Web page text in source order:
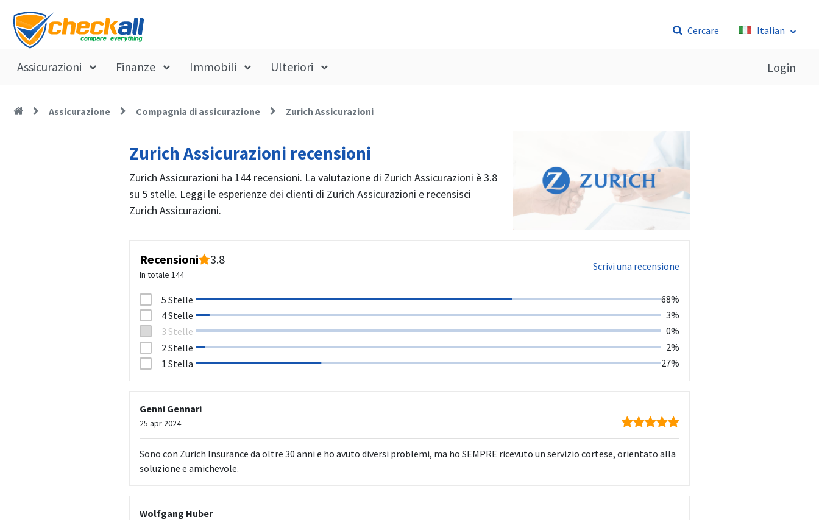
Cercare Italian
Assicurazioni Finanze Immobili Ulteriori Login
Assicurazione Compagnia di assicurazione Zurich Assicurazioni
Zurich Assicurazioni recensioni
Zurich Assicurazioni ha 144 recensioni. La valutazione di Zurich Assicurazioni è 3.8
su 5 stelle. Leggi le esperienze dei clienti di Zurich Assicurazioni e recensisci
Zurich Assicurazioni.
Recensioni 3.8
In totale 144
Scrivi una recensione
1 Stella 27%
2 Stelle 2%
3 Stelle 0%
4 Stelle 3%
5 Stelle 68%
Genni Gennari
25 apr 2024
Sono con Zurich Insurance da oltre 30 anni e ho avuto diversi problemi, ma ho SEMPRE ricevuto un servizio cortese, orientato alla
soluzione e amichevole.
Wolfgang Huber